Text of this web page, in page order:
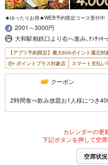
★ゆったりお得★WEB予約限定コース受付中
2001～3000円
大和駅相鉄口より右へ進み､ｹﾝﾀｯｷｰ
【アプリ予約限定】最大800ポイント還元対
ポイントプラス対象店
スマート支払い
クーポン
2時間食べ飲み放題お1人様につき
カレンダーの更
下記ボタンを押して空
空席状